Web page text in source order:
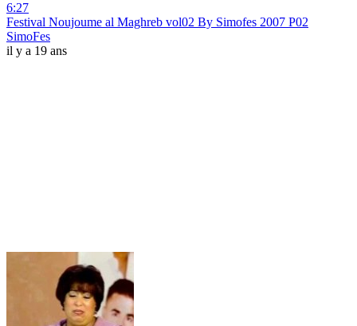
6:27
Festival Noujoume al Maghreb vol02 By Simofes 2007 P02
SimoFes
il y a 19 ans